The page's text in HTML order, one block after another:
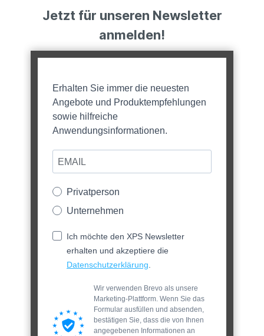
Jetzt für unseren Newsletter
anmelden!
Erhalten Sie immer die neuesten
Angebote und Produktempfehlungen
sowie hilfreiche
Anwendungsinformationen.
Privatperson
Unternehmen
Ich möchte den XPS Newsletter
erhalten und akzeptiere die
Datenschutzerklärung.
Wir verwenden Brevo als unsere
Marketing-Plattform. Wenn Sie das
Formular ausfüllen und absenden,
bestätigen Sie, dass die von Ihnen
angegebenen Informationen an